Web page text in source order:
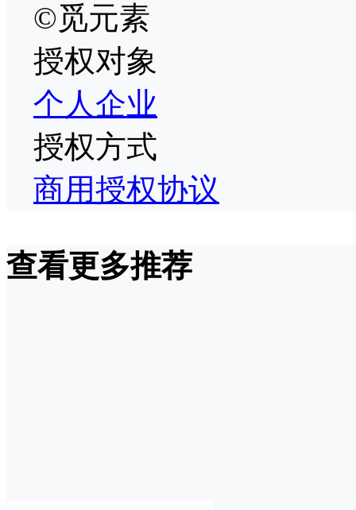
©觅元素
授权对象
个人企业
授权方式
商用授权协议
查看更多推荐